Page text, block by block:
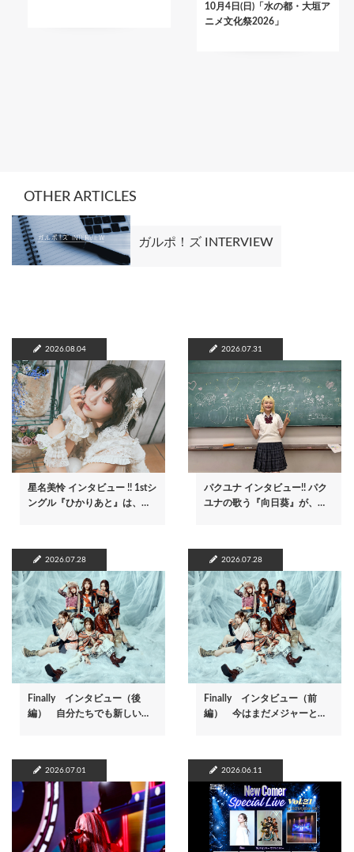
10月4日(日)「水の都・大垣ア
ニメ文化祭2026」
OTHER ARTICLES
ガルポ！ズ INTERVIEW
2026.08.04
星名美怜 インタビュー !! 1stシ
ングル『ひかりあと』は、…
2026.07.31
パクユナ インタビュー!! パク
ユナの歌う『向日葵』が、…
2026.07.28
Finally インタビュー（後
編） 自分たちでも新しい…
2026.07.28
Finally インタビュー（前
編） 今はまだメジャーと…
2026.07.01 2026.06.11